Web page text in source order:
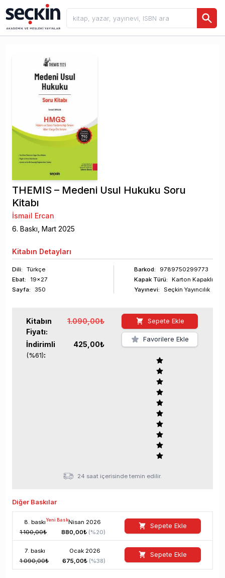
THEMIS – Medeni Usul Hukuku Soru
Kitabı
İsmail Ercan
6. Baskı, Mart 2025
Kitabın Detayları
Dili:
Türkçe
Ebat:
19x27
Sayfa: 350
Barkod:
9789750299773
Kapak Türü:
Karton Kapaklı
Yayınevi:
Seçkin Yayıncılık
Kitabın
Fiyatı:
1.090,00₺
İndirimli
(%61):
425,00₺
Sepete Ekle
Favorilere Ekle
24 saat içerisinde temin edilir.
Diğer Baskılar
8. baskıYeni BaskıNisan 2026
1.100,00₺ 880,00₺ (%20)
Sepete Ekle
7. baskı Ocak 2026
1.090,00₺ 675,00₺ (%38)
Sepete Ekle